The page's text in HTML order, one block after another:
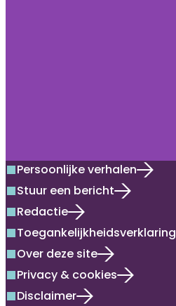
Persoonlijke verhalen
Stuur een bericht
Redactie
Toegankelijkheidsverklaring
Over deze site
Privacy & cookies
Disclaimer